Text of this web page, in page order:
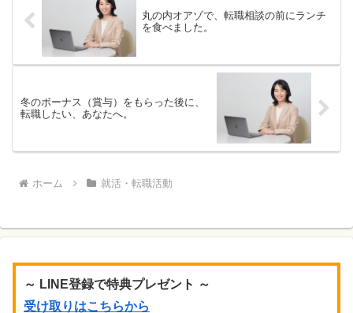
丸の内オアゾで、転職相談の前にランチ
を食べました。
冬のボーナス（賞与）をもらった後に、
転職したい、あなたへ。
ホーム 就活・転職活動
～ LINE登録で特典プレゼント ～
受け取りはこちらから